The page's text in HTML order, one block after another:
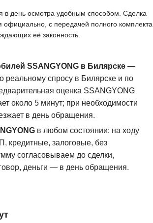
в день осмотра удобным способом. Сделка
официально, с передачей полного комплекта
её законность.
SSANGYONG в Билярске—
реальному спросу в Билярске и по
оценка SSANGYONG
около 5 минут; при необходимости
в день обращения.
в любом состоянии: на ходу
кредитные, залоговые, без
согласовываем до сделки,
деньги — в день обращения.